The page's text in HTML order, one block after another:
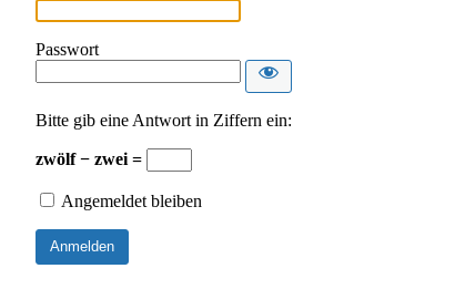
Passwort
Bitte gib eine Antwort in Ziffern ein:
zwölf − zwei =
Angemeldet bleiben